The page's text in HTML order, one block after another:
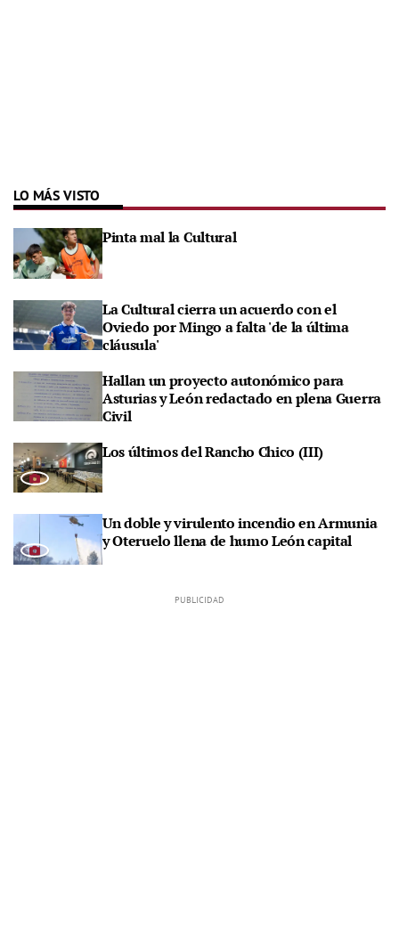
LO MÁS VISTO
Pinta mal la Cultural
La Cultural cierra un acuerdo con el
Oviedo por Mingo a falta 'de la última
cláusula'
Hallan un proyecto autonómico para
Asturias y León redactado en plena Guerra
Civil
Los últimos del Rancho Chico (III)
Un doble y virulento incendio en Armunia
y Oteruelo llena de humo León capital